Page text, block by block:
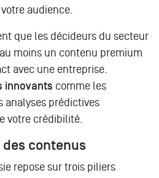
audience.
que les décideurs du secteur
moins un contenu premium
avec une entreprise.
innovants comme les
analyses prédictives
votre crédibilité.
des contenus
repose sur trois piliers